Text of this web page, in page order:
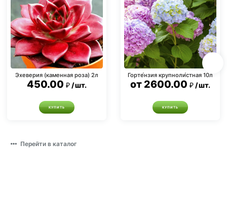
Эхеверия (каменная роза) 2л
450.00 шт.
КУПИТЬ
Горте́нзия крупноли́стная 10л
от 2600.00 шт.
КУПИТЬ
Перейти в каталог